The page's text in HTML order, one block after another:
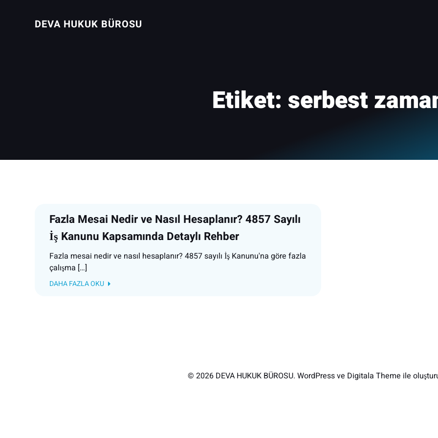
DEVA HUKUK BÜROSU
Etiket: serbest
Fazla Mesai Nedir ve Nasıl Hesaplanır? 4857 Sayılı
İş Kanunu Kapsamında Detaylı Rehber
Fazla mesai nedir ve nasıl hesaplanır? 4857 sayılı İş Kanunu'na göre fazla
çalışma […]
DAHA FAZLA OKU
© 2026 DEVA HUKUK BÜROSU. WordPress ve Digitala Theme ile